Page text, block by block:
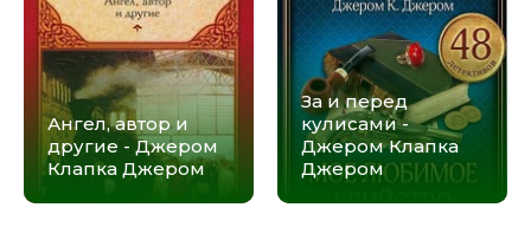
Ангел, автор и
другие - Джером
Клапка Джером
За и перед
кулисами -
Джером Клапка
Джером